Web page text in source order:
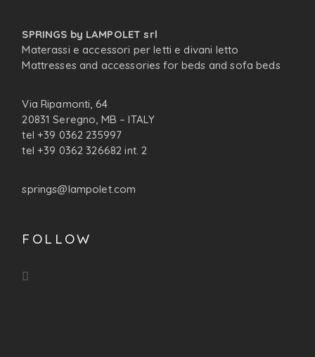
SPRINGS by LAMPOLET srl
Materassi e accessori per letti e divani letto
Mattresses and accessories for beds and sofa beds
Via Ripamonti, 64
20831 Seregno, MB – ITALY
tel +39 0362 235997
tel +39 0362 326682 int. 2
springs@lampolet.com
FOLLOW